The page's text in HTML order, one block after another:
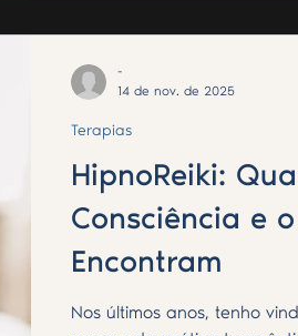
HipnoReiki:
Consciência e
Encontram
Nos últimos anos, tenho
Terapias
-
14 de nov. de 2025